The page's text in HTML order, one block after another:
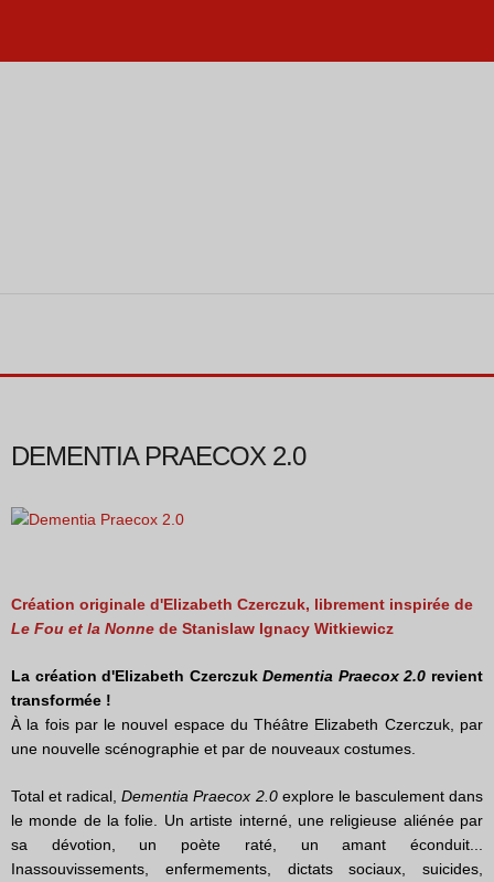
DEMENTIA PRAECOX 2.0
Création originale d'Elizabeth Czerczuk, librement inspirée de
Le Fou et la Nonne de Stanislaw Ignacy Witkiewicz
La création d'Elizabeth CzerczukDementia Praecox 2.0 revient
transformée !
À la fois par le nouvel espace du Théâtre Elizabeth Czerczuk, par
une nouvelle scénographie et par de nouveaux costumes.
Total et radical,Dementia Praecox 2.0explore le basculement dans
le monde de la folie. Un artiste interné, une religieuse aliénée par
sa dévotion, un poète raté, un amant éconduit...
Inassouvissements, enfermements, dictats sociaux, suicides,